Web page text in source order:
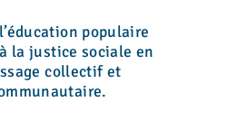
populaire
la justice sociale en
collectif et